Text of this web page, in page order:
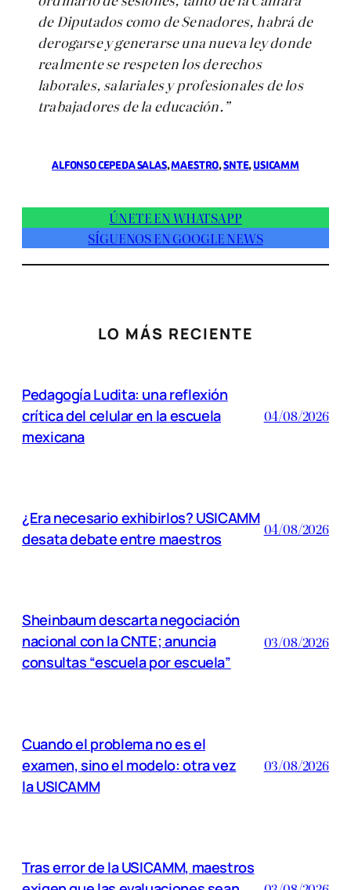
de Diputados como de Senadores, habrá de
derogarse y generarse una nueva ley donde
realmente se respeten los derechos
laborales, salariales y profesionales de los
trabajadores de la educación.”
ALFONSO CEPEDA SALAS, MAESTRO, SNTE, USICAMM
ÚNETE EN WHATSAPP
SÍGUENOS EN GOOGLE NEWS
LO MÁS RECIENTE
Pedagogía Ludita: una reflexión
crítica del celular en la escuela
mexicana
04/08/2026
¿Era necesario exhibirlos? USICAMM
desata debate entre maestros
04/08/2026
Sheinbaum descarta negociación
nacional con la CNTE; anuncia
consultas “escuela por escuela”
03/08/2026
Cuando el problema no es el
examen, sino el modelo: otra vez
la USICAMM
03/08/2026
Tras error de la USICAMM, maestros